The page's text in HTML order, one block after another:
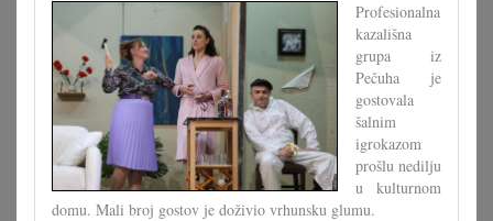
Profesionalna
kazališna
grupa iz
Pečuha je
gostovala
šalnim
igrokazom
prošlu nedilju
u kulturnom
domu. Mali broj gostov je doživio vrhunsku glumu.